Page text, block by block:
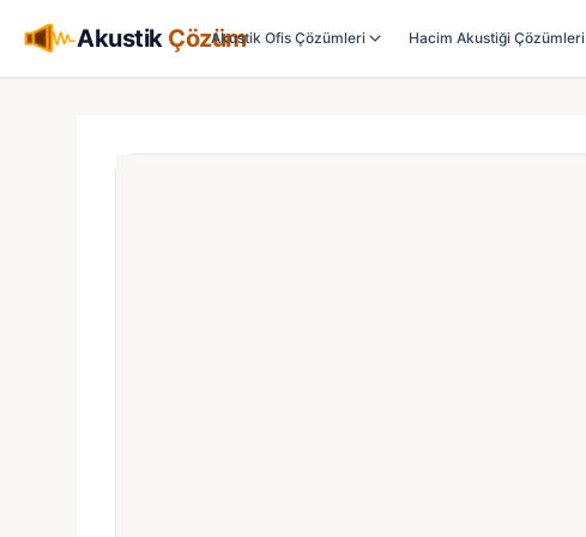
Akustik ÇözümAkustik Ofis Çözümleri Hacim Akustiği Çözümleri